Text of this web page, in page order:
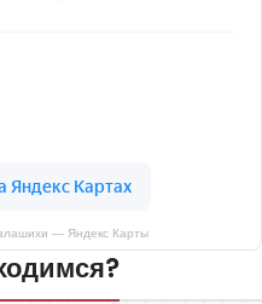
— Яндекс Карты